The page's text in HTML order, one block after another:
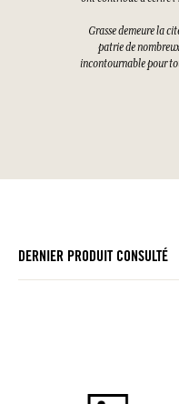
Grasse demeure la
patrie de
incontournable pour
DERNIER PRODUIT CONSULTÉ